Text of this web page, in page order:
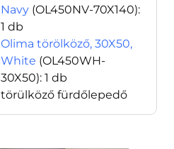
Navy (OL450NV-70X140):
1 db
Olima törölköző, 30X50,
White (OL450WH-
30X50): 1 db
törülköző fürdőlepedő